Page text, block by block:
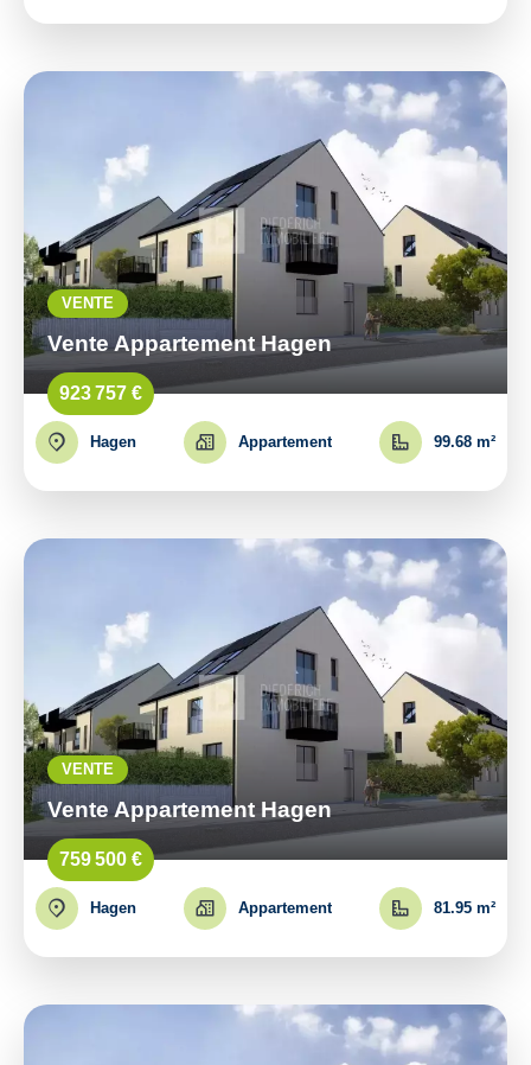
VENTE
Vente Appartement Hagen
923 757 €
Hagen Appartement 99.68 m²
VENTE
Vente Appartement Hagen
759 500 €
Hagen Appartement 81.95 m²